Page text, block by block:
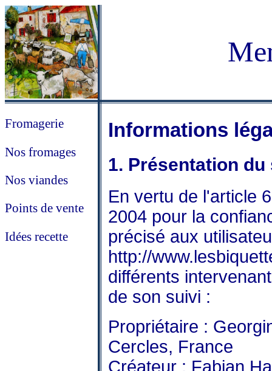
Fromagerie
Nos fromages
Nos viandes
Points de vente
Idées recette
Informations
1. Présentation du
En vertu de l'article
2004 pour la
précisé aux
http://
différents
de son suivi :
Propriétaire :
Cercles, France
Créateur : Fabian